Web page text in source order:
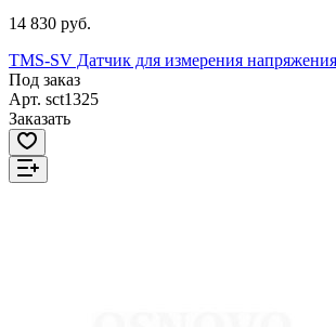
14 830 руб.
TMS-SV Датчик для измерения
Под заказ
Арт. sct1325
Заказать